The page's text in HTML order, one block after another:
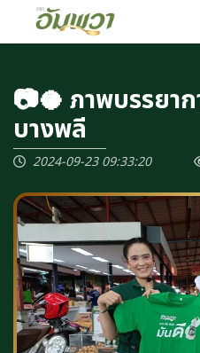
📷🥥 ภาพบรรยา
บางพลี
2024-09-23 09:33:20